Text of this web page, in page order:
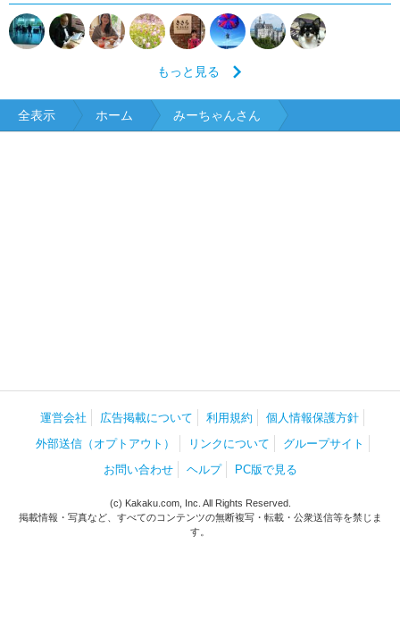
もっと見る
全表示 ホーム みーちゃんさん
運営会社 広告掲載について 利用規約
個人情報保護方針
外部送信（オプトアウト）
リンクについて
グループサイト
お問い合わせ
ヘルプ PC版で見る
(c) Kakaku.com, Inc. All Rights Reserved.
掲載情報・写真など、すべてのコンテンツの無断複写・転載・公衆送信等を禁じま
す。